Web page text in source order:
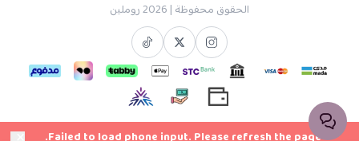
الحقوق محفوظة | 2026 روملين
Failed to load phone input. Please refresh the page